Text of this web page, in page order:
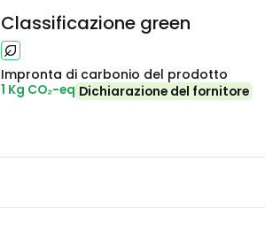
Classificazione green
Impronta di carbonio del prodotto
1 Kg CO₂-eq Dichiarazione del fornitore